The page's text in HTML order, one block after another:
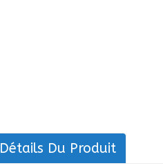
Détails Du Produit